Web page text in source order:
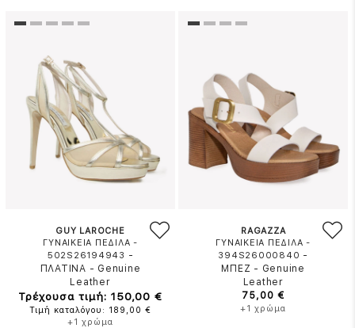
GUY LAROCHE
ΓΥΝΑΙΚΕΙΑ ΠΕΔΙΛΑ -
502S26194943 -
ΠΛΑΤΙΝΑ - Genuine
Leather
Τρέχουσα τιμή: 150,00 €
Τιμή καταλόγου: 189,00 €
+1 χρώμα
RAGAZZA
ΓΥΝΑΙΚΕΙΑ ΠΕΔΙΛΑ -
394S26000840 -
ΜΠΕΖ - Genuine
Leather
75,00 €
+1 χρώμα